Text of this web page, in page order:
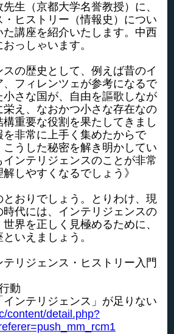
生（京都大学名誉教授）に、
・ヒストリー（情報史）につい
た講座を紹介いたします。中西
っしゃいます。
スの歴史として、例えば昔のイ
、フィレンツェが参考になるで
小さな国が、自由を謳歌しなが
栄え、なおかつ小さな存在なの
重要な役割を果たしてきまし
を非常に上手く集めたからで
うした秘密を解き明かしてい
ンテリジェンスのことが非常
しやすくなるでしょう》
とおりでしょう。とりわけ、現
代には、インテリジェンスの
界を正しく見極めるために、
いえましょう。
リジェンス・ヒストリー入門
動
インテリジェンス」が足りない
content/detail.php?